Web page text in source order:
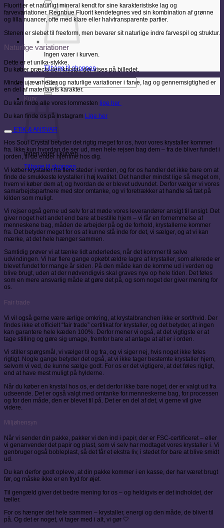
Ingen varer i kurven.
Tilbage til shoppen
Søg
efter:
Kurv
Ingen varer i kurven.
Tilbage til shoppen
Fluorit er et naturligt mineral kendt for sine karakteristiske lag og
farvevariationer. Regnbue Fluorit kendetegnes ved sin kombination af grønne
og lilla nuancer, ofte med klare eller halvtransparente partier.
Stenen er slebet til freeform, men bevarer sit naturlige indre farvespil og struktur.
Naturlige variationer
Dette er et unika-stykke.
Du køber præcis den krystal, der vises på billedet.
Mindre ujævnheder og naturlige variationer i farve, lag og gennemsigtighed er
en del af materialets karakter.
Du kan finde alle vores lommesten lige her
Du kan finde os på Instagram Lige her
ETIK & ANSVAR
Hos Soul Crystal betyder det rigtig meget for os, hvor vores krystaller kommer
fra. Ikke kun hvordan de ser ud, men hele rejsen bag dem – fra de bliver fundet i
jorden, til de ender hjemme hos dig.
Vi køber krystaller fra flere steder i verden, og for os handler det ikke bare om at
finde de smukkeste krystaller i høj kvalitet. Det handler mindst lige så meget om,
hvem vi køber dem af, og hvordan de er blevet udvundet. Derfor vælger vi vores
samarbejdspartnere med stor omtanke, og vi foretrækker at handle så tæt på
kilden som muligt.
Vi rejser også gerne ud selv for at møde vores leverandører ansigt til ansigt. Det
giver noget helt andet end bare at bestille hjem – vi får en fornemmelse af
menneskene bag, måden de arbejder på og de forhold, krystallerne kommer
fra. Det betyder meget for os at kunne stå inde for det, vi sælger, og at vi kan
mærke, at det hele hænger sammen.
Samtidig prøver vi at tænke lidt anderledes, når det kommer til selve
udvindingen. Vi har flere gange opkøbt ældre lagre af krystaller, som allerede er
blevet fundet for mange år siden. På den måde kan de komme ud i verden og
blive brugt, uden at der nødvendigvis skal graves nye op hele tiden. Det føles
som en mere ansvarlig måde at gøre det på, og som noget der giver mening for
os.
Fair trade
Vi vil også gerne være ærlige omkring, at krystalbranchen ikke er sort/hvid. Der
findes ikke et officielt “fair trade” certifikat for krystaller, og det betyder, at ingen
kan garantere hele kæden 100%. Derfor mener vi også, at det vigtigste er at
tage stilling og gøre sig umage, fremfor bare at antage at alt er i orden.
Vi stiller spørgsmål, vi vælger til og fra, og vi siger nej, hvis noget ikke føles
rigtigt. Nogle gange betyder det også, at vi ikke tager bestemte krystaller hjem,
selvom vi ved, de kunne sælge godt. For os er det vigtigere, at det føles rigtigt,
end at have mest muligt på hylderne.
Når du køber en krystal hos os, er det derfor ikke bare noget, der er valgt ud fra
udseende. Det er også valgt med omtanke for menneskerne bag, for processen
og for den måde, den er blevet til på. Det er en del af det, vi gerne vil give
videre.
Miljøhensyn
Når vi sender din pakke, pakker vi den ind i papir, der er FSC-certificeret – eller
vi genanvender det papir og plast, som vi selv har modtaget vores krystaller i. Vi
genbruger også bobleplast, så det får et ekstra liv, i stedet for bare at blive smidt
ud.
Du kan derfor godt opleve, at din pakke kommer i en kasse, der har været brugt
før, og måske ikke er en fryd for øjet.
Til gengæld giver det bedre mening for os – og heldigvis er det indholdet, der
tæller.
For os hænger det hele sammen – krystaller, energi og den måde, de bliver til
på. Og det er noget, vi tager med i alt, vi gør 🤍